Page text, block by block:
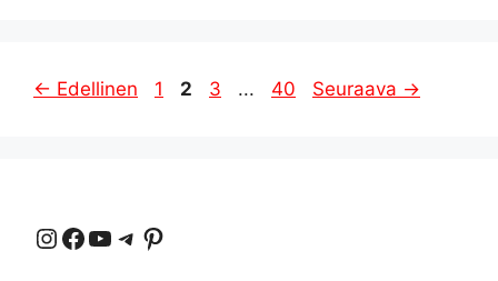
← Edellinen Sivu
1 Sivu
2 Sivu
3 ... Sivu
40 Seuraava →
Instagram Facebook YouTube Telegrammi Pinterest